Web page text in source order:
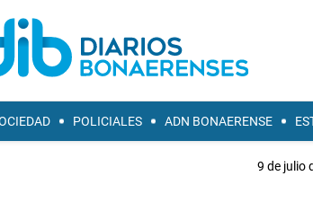
POLICIALES ADN BONAERENSE
9 de julio